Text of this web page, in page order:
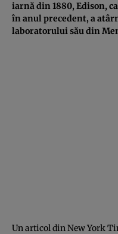
iarnă din 1880, Edison,
în anul precedent, a
laboratorului său din
Un articol din New York